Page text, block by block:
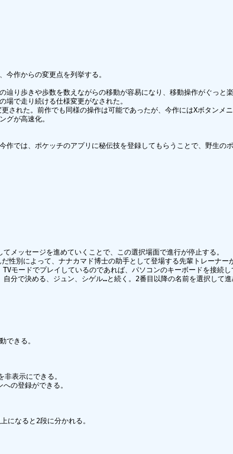
作からの変更点を列挙する。
り歩きや歩数を数えながらの移動が容易になり、移動操作がぐっと楽
で走り続ける仕様変更がなされた。
れた。前作でも同様の操作は可能であったが、今作にはXボタンメ
グが高速化。
では、ポケッチのアプリに秘伝技を登録してもらうことで、野生
メッセージを進めていくことで、この選択場面で進行が停止する。
別によって、ナナカマド博士の助手として登場する先輩トレーナ
ードでプレイしているのであれば、パソコンのキーボードを接続し
で決める、ジュン、シゲル…と続く。2番目以降の名前を選択して
できる。
表示にできる。
の登録ができる。
になると2段に分かれる。